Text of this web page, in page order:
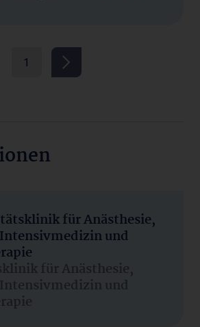
1
für Anästhesie,
und
für Anästhesie,
und